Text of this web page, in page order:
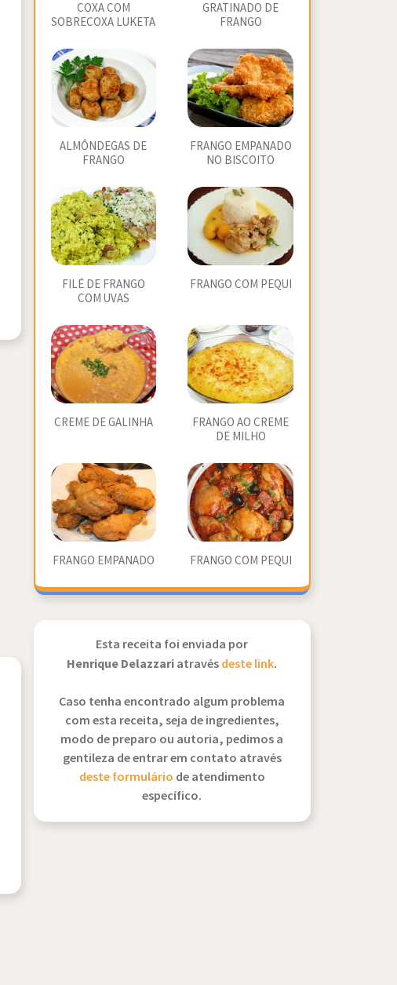
COXA COM
SOBRECOXA LUKETA
GRATINADO DE
FRANGO
ALMÔNDEGAS DE
FRANGO
FRANGO EMPANADO
NO BISCOITO
FILÉ DE FRANGO
COM UVAS
FRANGO COM PEQUI
CREME DE GALINHA
FRANGO AO CREME
DE MILHO
FRANGO EMPANADO FRANGO COM PEQUI
Esta receita foi enviada por
Henrique Delazzariatravésdeste link.
Caso tenha encontrado algum problema
com esta receita, seja de ingredientes,
modo de preparo ou autoria, pedimos a
gentileza de entrar em contato através
deste formulário de atendimento
específico.